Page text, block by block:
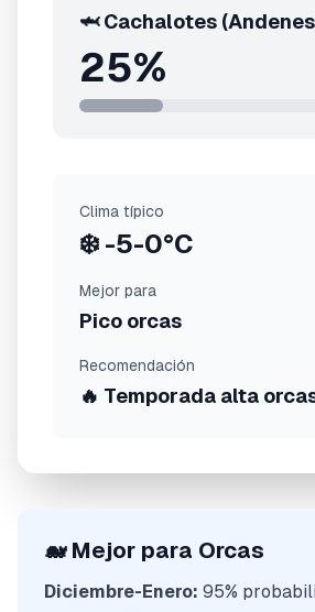
🦈 Cachalotes
25%
Clima típico
❄️ -5-0°C
Mejor para
Pico orcas
Recomendación
🔥 Temporada alta
🐋 Mejor para Orcas
Diciembre-Enero: 95%